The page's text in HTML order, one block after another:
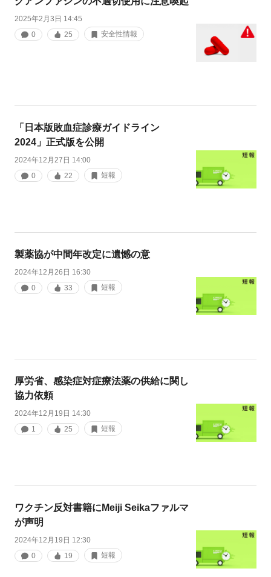
2025年2月3日 14:45
0
25 安全性情報
「日本版敗血症診療ガイドライン
2024」正式版を公開
2024年12月27日 14:00
0
22 短報
製薬協が中間年改定に遺憾の意
2024年12月26日 16:30
0
33 短報
厚労省、感染症対症療法薬の供給に関し
協力依頼
2024年12月19日 14:30
1
25 短報
ワクチン反対書籍にMeiji Seikaファルマ
が声明
2024年12月19日 12:30
0
19 短報